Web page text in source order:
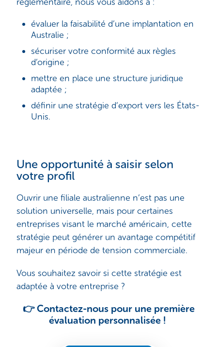
évaluer la faisabilité d’une implantation en
Australie ;
sécuriser votre conformité aux règles
d’origine ;
mettre en place une structure juridique
adaptée ;
définir une stratégie d’export vers les États-
Unis.
Une opportunité à saisir selon
votre profil
Ouvrir une filiale australienne n’est pas une
solution universelle, mais pour certaines
entreprises visant le marché américain, cette
stratégie peut générer un avantage compétitif
majeur en période de tension commerciale.
Vous souhaitez savoir si cette stratégie est
adaptée à votre entreprise ?
👉 Contactez-nous pour une première
évaluation personnalisée !